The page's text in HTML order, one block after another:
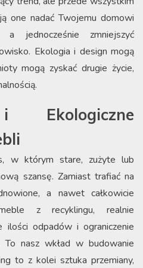
one nadać Twojemu domowi
a jednocześnie zmniejszyć
Ekologia i design mogą
mogą zyskać drugie życie,
Ekologiczne
w którym stare, zużyte lub
szansę. Zamiast trafiać na
a nawet całkowicie
z recyklingu, realnie
ilości odpadów i ograniczenie
To nasz wkład w budowanie
to z kolei sztuka przemiany,